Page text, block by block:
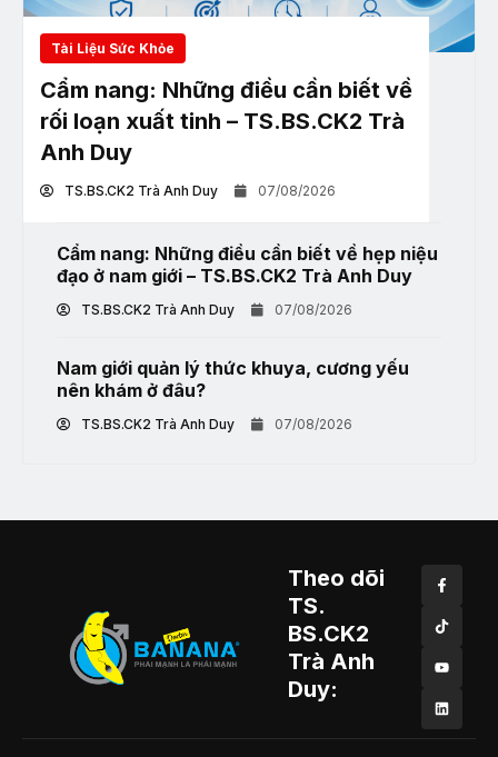
Tài Liệu Sức Khỏe
Cẩm nang: Những điều cần biết về
rối loạn xuất tinh – TS.BS.CK2 Trà
Anh Duy
TS.BS.CK2 Trà Anh Duy 07/08/2026
Cẩm nang: Những điều cần biết về hẹp niệu
đạo ở nam giới – TS.BS.CK2 Trà Anh Duy
TS.BS.CK2 Trà Anh Duy 07/08/2026
Nam giới quản lý thức khuya, cương yếu
nên khám ở đâu?
TS.BS.CK2 Trà Anh Duy 07/08/2026
Theo dõi
TS.
BS.CK2
Trà Anh
Duy: